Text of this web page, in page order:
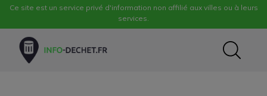
Ce site est un service privé d'information non affilié aux villes ou à leurs
services.